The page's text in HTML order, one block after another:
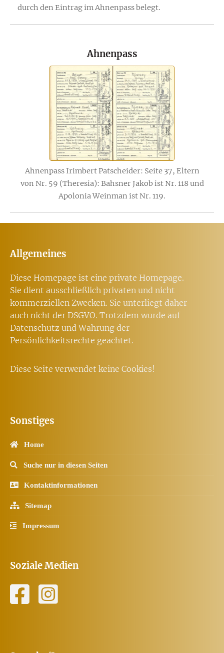
durch den Eintrag im Ahnenpass belegt.
Ahnenpass
Ahnenpass Irimbert Patscheider: Seite 37, Eltern
von Nr. 59 (Theresia): Bahsner Jakob ist Nr. 118 und
Apolonia Weinman ist Nr. 119.
Allgemeines
Diese Homepage ist eine private Homepage.
Sie dient ausschließlich privaten und nicht
kommerziellen Zwecken. Sie unterliegt daher
auch nicht der DSGVO. Trotzdem wurde auf
Datenschutz und Wahrung der
Persönlichkeitsrechte geachtet.
Diese Seite verwendet keine Cookies!
Sonstiges
Home
Suche nur in diesen Seiten
Kontaktinformationen
Sitemap
Impressum
Soziale Medien